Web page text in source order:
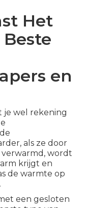
Het
en
je wel rekening
als ze door
wordt
krijgt en
de warmte op
een gesloten